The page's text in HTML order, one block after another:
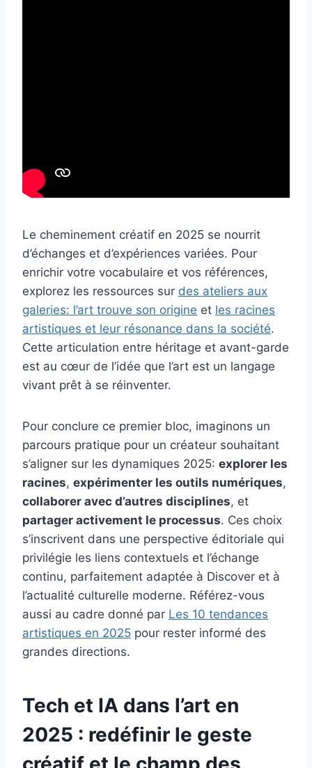
Le cheminement créatif en 2025 se nourrit
d’échanges et d’expériences variées. Pour
enrichir votre vocabulaire et vos références,
explorez les ressources sur des ateliers aux
galeries: l’art trouve son origine et les racines
artistiques et leur résonance dans la société.
Cette articulation entre héritage et avant-garde
est au cœur de l’idée que l’art est un langage
vivant prêt à se réinventer.
Pour conclure ce premier bloc, imaginons un
parcours pratique pour un créateur souhaitant
s’aligner sur les dynamiques 2025: explorer les
racines, expérimenter les outils numériques,
collaborer avec d’autres disciplines, et
partager activement le processus. Ces choix
s’inscrivent dans une perspective éditoriale qui
privilégie les liens contextuels et l’échange
continu, parfaitement adaptée à Discover et à
l’actualité culturelle moderne. Référez-vous
aussi au cadre donné par Les 10 tendances
artistiques en 2025 pour rester informé des
grandes directions.
Tech et IA dans l’art en
2025 : redéfinir le geste